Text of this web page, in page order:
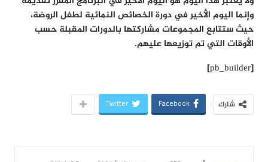
وإنما اليوم الأخير في دورة الخصائص النمائية لطفل الروضة،
حيث ستتابع المجموعات مشاركتها بالدورات المقبلة حسب
الأوقات التي تم توزيعها عليهم.
[pb_builder]
شارك Facebook
Twitter